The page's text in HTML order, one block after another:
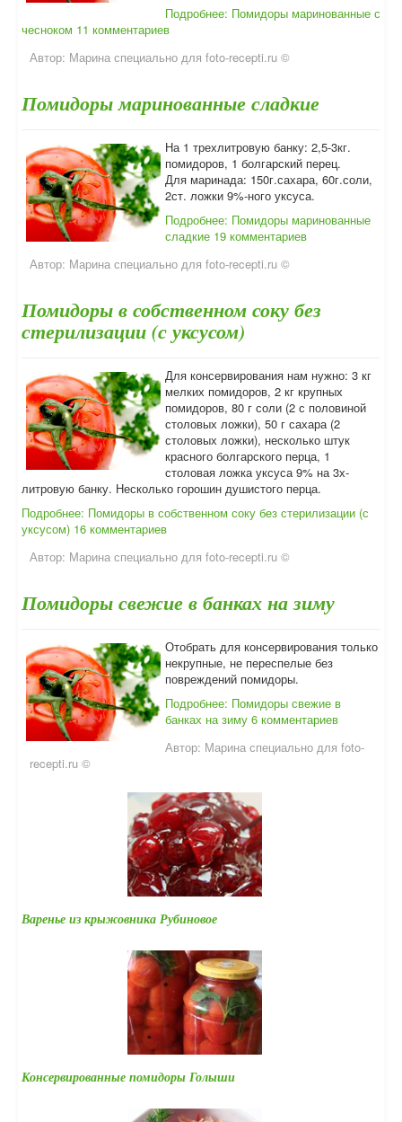
Подробнее: Помидоры маринованные с
чесноком 11 комментариев
Автор: Марина специально для foto-recepti.ru ©
Помидоры маринованные сладкие
На 1 трехлитровую банку: 2,5-3кг.
помидоров, 1 болгарский перец.
Для маринада: 150г.сахара, 60г.соли,
2ст. ложки 9%-ного уксуса.
Подробнее: Помидоры маринованные
сладкие 19 комментариев
Автор: Марина специально для foto-recepti.ru ©
Помидоры в собственном соку без
стерилизации (с уксусом)
Для консервирования нам нужно: 3 кг
мелких помидоров, 2 кг крупных
помидоров, 80 г соли (2 с половиной
столовых ложки), 50 г сахара (2
столовых ложки), несколько штук
красного болгарского перца, 1
столовая ложка уксуса 9% на 3х-
литровую банку. Несколько горошин душистого перца.
Подробнее: Помидоры в собственном соку без стерилизации (с
уксусом) 16 комментариев
Автор: Марина специально для foto-recepti.ru ©
Помидоры свежие в банках на зиму
Отобрать для консервирования только
некрупные, не переспелые без
повреждений помидоры.
Подробнее: Помидоры свежие в
банках на зиму 6 комментариев
Автор: Марина специально для foto-
recepti.ru ©
Варенье из крыжовника Рубиновое
Консервированные помидоры Голыши